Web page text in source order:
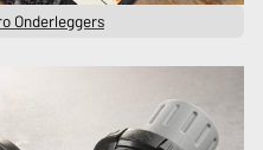
Onderleggers